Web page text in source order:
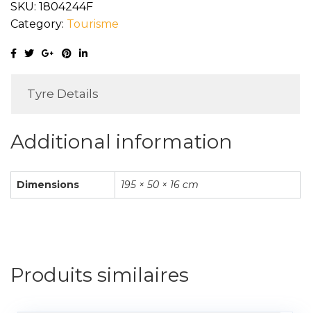
quantity
SKU: 1804244F
Category: Tourisme
Tyre Details
Additional information
Dimensions 195 × 50 × 16 cm
Produits similaires